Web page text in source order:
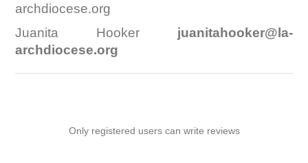
archdiocese.org
Juanita Hooker
juanitahooker@la-
archdiocese.org
Only registered users can write reviews